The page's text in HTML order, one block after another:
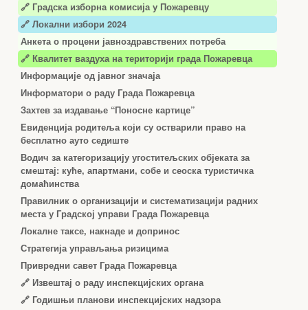
🔗 Градска изборна комисија у Пожаревцу
🔗 Локални избори 2024
Анкета о процени јавноздравствених потреба
🔗 Квалитет ваздуха на територији града Пожаревца
Информације од јавног значаја
Информатори о раду Града Пожаревца
Захтев за издавање “Поносне картице”
Евиденција родитеља који су остварили право на
бесплатно ауто седиште
Водич за категоризацију угоститељских објеката за
смештај: куће, апартмани, собе и сеоска туристичка
домаћинства
Правилник о организацији и систематизацији радних
места у Градској управи Града Пожаревца
Локалне таксе, накнаде и допринос
Стратегија управљања ризицима
Привредни савет Града Пожаревца
🔗 Извештај о раду инспекцијских органа
🔗 Годишњи планови инспекцијских надзора